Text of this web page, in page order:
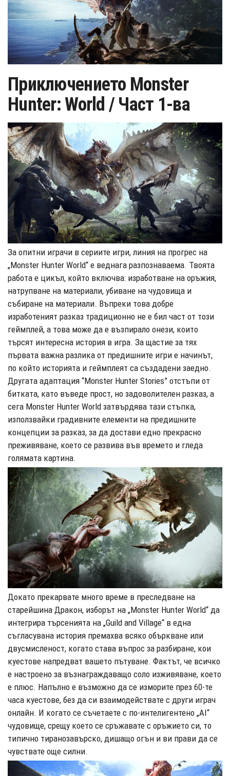
Приключението Monster
Hunter: World / Част 1-ва
За опитни играчи в сериите игри, линия на прогрес на
„Monster Hunter World“ е веднага разпознаваема. Твоята
работа е цикъл, който включва: изработване на оръжия,
натрупване на материали, убиване на чудовища и
събиране на материали. Въпреки това добре
изработеният разказ традиционно не е бил част от този
геймплей, а това може да е възпирало онези, които
търсят интересна история в игра. За щастие за тях
първата важна разлика от предишните игри е начинът,
по който историята и геймплеят са създадени заедно.
Другата адаптация “Monster Hunter Stories” отстъпи от
битката, като въведе прост, но задоволителен разказ, а
сега Monster Hunter World затвърдява тази стъпка,
използвайки градивните елементи на предишните
концепции за разказ, за да достави едно прекрасно
преживяване, което се развива във времето и гледа
голямата картина.
Докато прекарвате много време в преследване на
старейшина Дракон, изборът на „Monster Hunter World“ да
интегрира търсенията на „Guild and Village“ в една
съгласувана история премахва всяко объркване или
двусмисленост, когато става въпрос за разбиране, кои
куестове напредват вашето пътуване. Фактът, че всичко
е настроено за възнаграждаващо соло изживяване, което
е плюс. Напълно е възможно да се изморите през 60-те
часа куестове, без да си взаимодействате с други играч
онлайн. И когато се съчетаете с по-интелигентено „AI“
чудовище, срещу което се сръжавате с оръжието си, то
типично тиранозавърско, дишащо огън и ви прави да се
чувствате още силни.